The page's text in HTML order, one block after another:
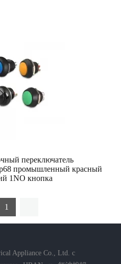
переключатель
промышленный красный
1NO кнопка
1
Appliance Co., Ltd. с